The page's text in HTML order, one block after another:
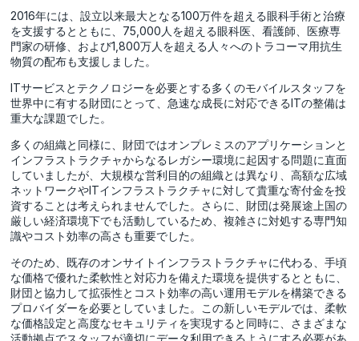
2016年には、設立以来最大となる100万件を超える眼科手術と治療
を支援するとともに、75,000人を超える眼科医、看護師、医療専
門家の研修、および1,800万人を超える人々へのトラコーマ用抗生
物質の配布も支援しました。
ITサービスとテクノロジーを必要とする多くのモバイルスタッフを
世界中に有する財団にとって、急速な成長に対応できるITの整備は
重大な課題でした。
多くの組織と同様に、財団ではオンプレミスのアプリケーションと
インフラストラクチャからなるレガシー環境に起因する問題に直面
していましたが、大規模な営利目的の組織とは異なり、高額な広域
ネットワークやITインフラストラクチャに対して貴重な寄付金を投
資することは考えられませんでした。さらに、財団は発展途上国の
厳しい経済環境下でも活動しているため、複雑さに対処する専門知
識やコスト効率の高さも重要でした。
そのため、既存のオンサイトインフラストラクチャに代わる、手頃
な価格で優れた柔軟性と対応力を備えた環境を提供するとともに、
財団と協力して拡張性とコスト効率の高い運用モデルを構築できる
プロバイダーを必要としていました。この新しいモデルでは、柔軟
な価格設定と高度なセキュリティを実現すると同時に、さまざまな